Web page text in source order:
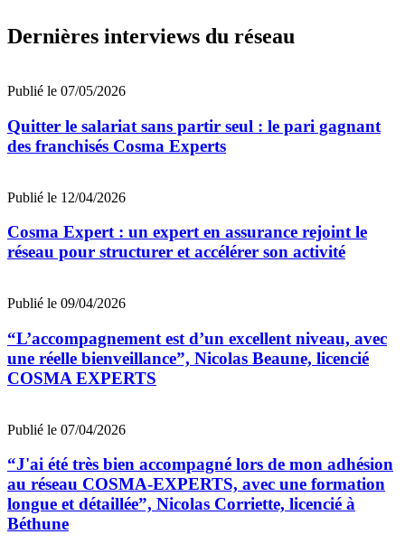
Dernières interviews du réseau
Publié le 07/05/2026
Quitter le salariat sans partir seul : le pari gagnant
des franchisés Cosma Experts
Publié le 12/04/2026
Cosma Expert : un expert en assurance rejoint le
réseau pour structurer et accélérer son activité
Publié le 09/04/2026
“L’accompagnement est d’un excellent niveau, avec
une réelle bienveillance”, Nicolas Beaune, licencié
COSMA EXPERTS
Publié le 07/04/2026
“J'ai été très bien accompagné lors de mon adhésion
au réseau COSMA-EXPERTS, avec une formation
longue et détaillée”, Nicolas Corriette, licencié à
Béthune